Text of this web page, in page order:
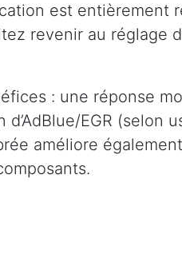
est entièrement
revenir au réglage
: une réponse
EGR (selon
améliore